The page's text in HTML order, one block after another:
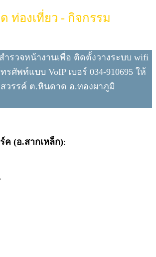
ท่องเที่ยว - กิจกรรม
ำรวจหน้างานเพื่อ ติดตั้งวางระบบ wifi
ศัพท์แบบ VoIP เบอร์ 034-910695 ให้
วรรค์ ต.หินดาด อ.ทองผาภูมิ
ค (อ.สากเหล็ก):